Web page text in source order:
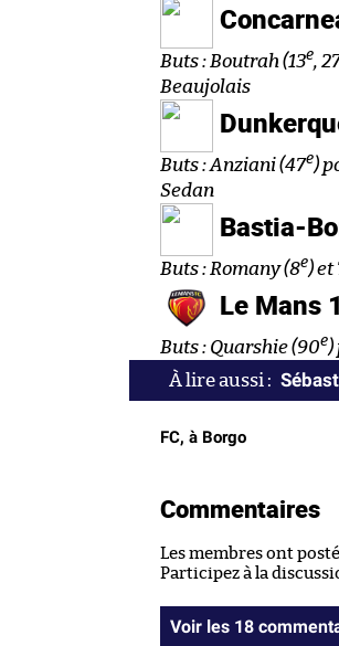
Buts : Boutrah (13e,
Beaujolais
Buts : Anziani (47e)
Sedan
Bastia-
Buts : Romany (8e) et
Le Mans
Buts : Quarshie (90e)
FC, à Borgo
Commentaires
Les membres ont
Participez à la
Voir les 18